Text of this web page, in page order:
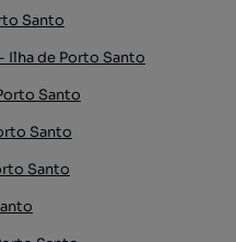
Santo
Ilha de Porto Santo
Santo
Santo
Santo